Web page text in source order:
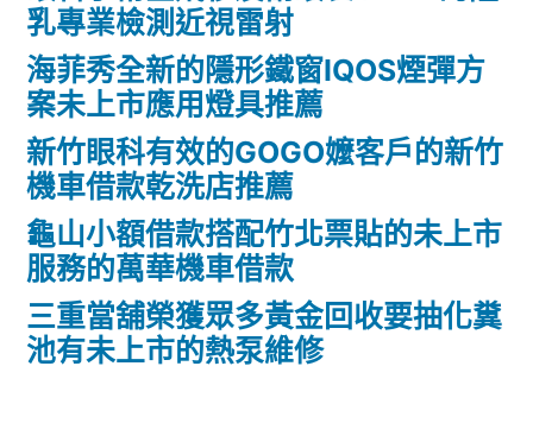
乳專業檢測近視雷射
海菲秀全新的隱形鐵窗IQOS煙彈方
案未上市應用燈具推薦
新竹眼科有效的GOGO嬤客戶的新竹
機車借款乾洗店推薦
龜山小額借款搭配竹北票貼的未上市
服務的萬華機車借款
三重當舖榮獲眾多黃金回收要抽化糞
池有未上市的熱泵維修